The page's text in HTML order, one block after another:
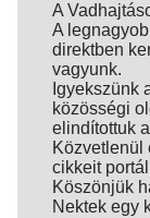
A
A
direktben
vagyunk.
Igyekszünk
közösségi
elindítottuk
Közvetlenül
cikkeit
Köszönjük
Nektek egy